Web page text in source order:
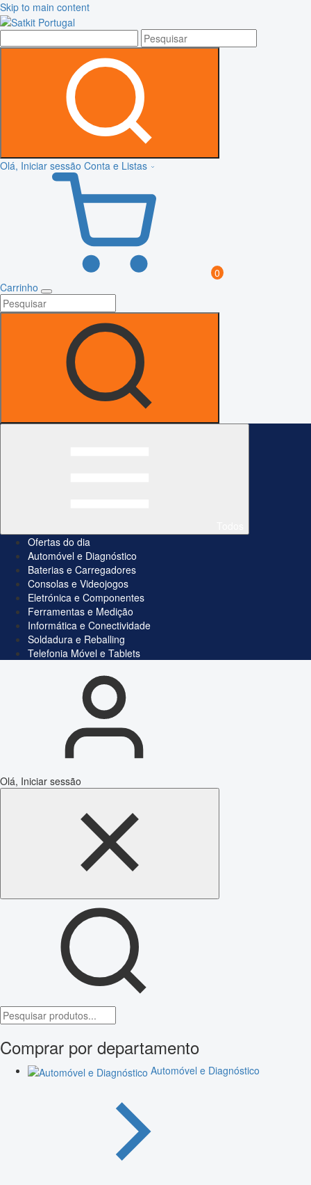
Skip to main content
Olá, Iniciar sessão Conta e Listas
0
Carrinho
Ofertas do dia
Automóvel e Diagnóstico
Baterias e Carregadores
Consolas e Videojogos
Eletrónica e Componentes
Ferramentas e Medição
Informática e Conectividade
Soldadura e Reballing
Telefonia Móvel e Tablets
Olá, Iniciar sessão
Comprar por departamento
Automóvel e Diagnóstico